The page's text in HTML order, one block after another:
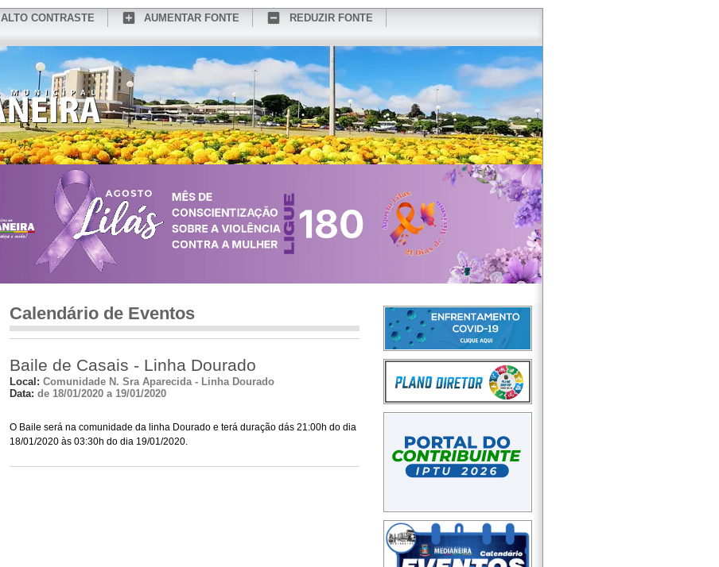
ALTO CONTRASTE AUMENTAR FONTE
REDUZIR FONTE
CONHEÇA MEDIANEIRA REDES SOCIAIS WEBMAIL
Calendário de Eventos
Baile de Casais - Linha Dourado
Local: Comunidade N. Sra Aparecida - Linha Dourado
Data: de 18/01/2020 a 19/01/2020
O Baile será na comunidade da linha Dourado e terá duração dás 21:00h do dia
18/01/2020 às 03:30h do dia 19/01/2020.